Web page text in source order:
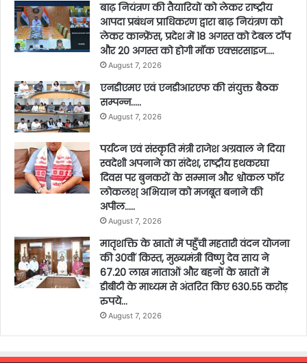
बाढ़ नियंत्रण की तैयारियों को लेकर राष्ट्रीय
आपदा प्रबंधन प्राधिकरण द्वारा बाढ़ नियंत्रण को
लेकर कान्फ्रेंस, प्रदेश में 18 अगस्त को टेबल टॉप
और 20 अगस्त को होगी मॉक एक्सरसाइज….
August 7, 2026
एनडीएमए एवं एनडीआरएफ की संयुक्त बैठक
सम्पन्न…..
August 7, 2026
पर्यटन एवं संस्कृति मंत्री राजेश अग्रवाल ने दिया
स्वदेशी अपनाने का संदेश, राष्ट्रीय हथकरघा
दिवस पर बुनकरों के सम्मान और श्वोकल फॉर
लोकलश् अभियान को मजबूत बनाने की
अपील…..
August 7, 2026
मातृशक्ति के खातों में पहुँची महतारी वंदन योजना
की 30वीं किस्त, मुख्यमंत्री विष्णु देव साय ने
67.20 लाख माताओं और बहनों के खातों में
डीबीटी के माध्यम से अंतरित किए 630.55 करोड़
रुपये…
August 7, 2026